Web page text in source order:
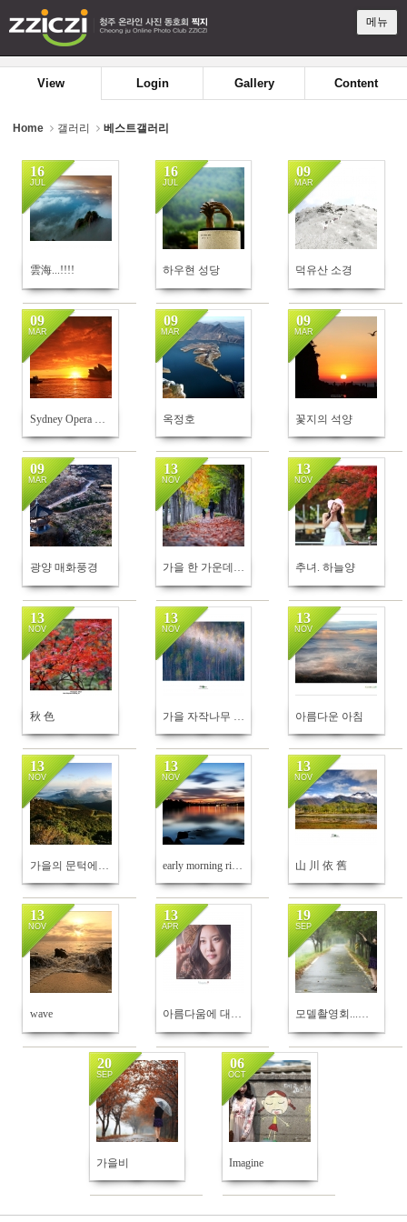
메뉴
View Login Gallery Content
Home 갤러리 베스트갤러리
雲海...!!!!
16
JUL
180
하우현 성당
16
JUL
118
덕유산 소경
09
MAR
236
Sydney Opera House sunrise
09
MAR
176
옥정호
09
MAR
248
꽃지의 석양
09
MAR
광양 매화풍경
09
MAR
211
가을 한 가운데 부녀의 사랑 이야기....
13
NOV
333
추녀. 하늘양
13
NOV
364
秋 色
13
NOV
245
가을 자작나무 숲사이로 빛이 내릴때...
13
NOV
325
아름다운 아침
13
NOV
466
13
NOV
238
13
NOV
257
山 川 依 舊
13
NOV
264
wave
13
NOV
191
아름다움에 대하여
13
APR
612
모델촬영회...서 보 라
19
SEP
705
가을비
20
SEP
720
Imagine
06
OCT
772